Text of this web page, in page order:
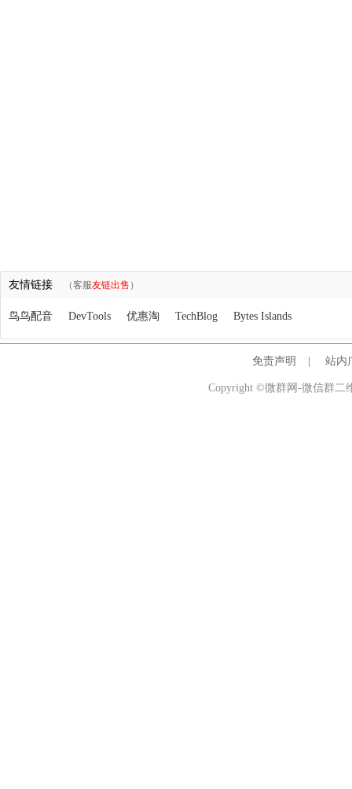
友情链接 （客服友链出售 ）
鸟鸟配音 DevTools 优惠淘 TechBlog Bytes Islands
免责声明 站内
Copyright ©微群网-微信群二